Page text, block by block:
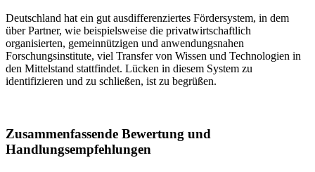
Deutschland hat ein gut ausdifferenziertes Fördersystem, in dem
über Partner, wie beispielsweise die privatwirtschaftlich
organisierten, gemeinnützigen und anwendungsnahen
Forschungsinstitute, viel Transfer von Wissen und Technologien in
den Mittelstand stattfindet. Lücken in diesem System zu
identifizieren und zu schließen, ist zu begrüßen.
Zusammenfassende Bewertung und
Handlungsempfehlungen